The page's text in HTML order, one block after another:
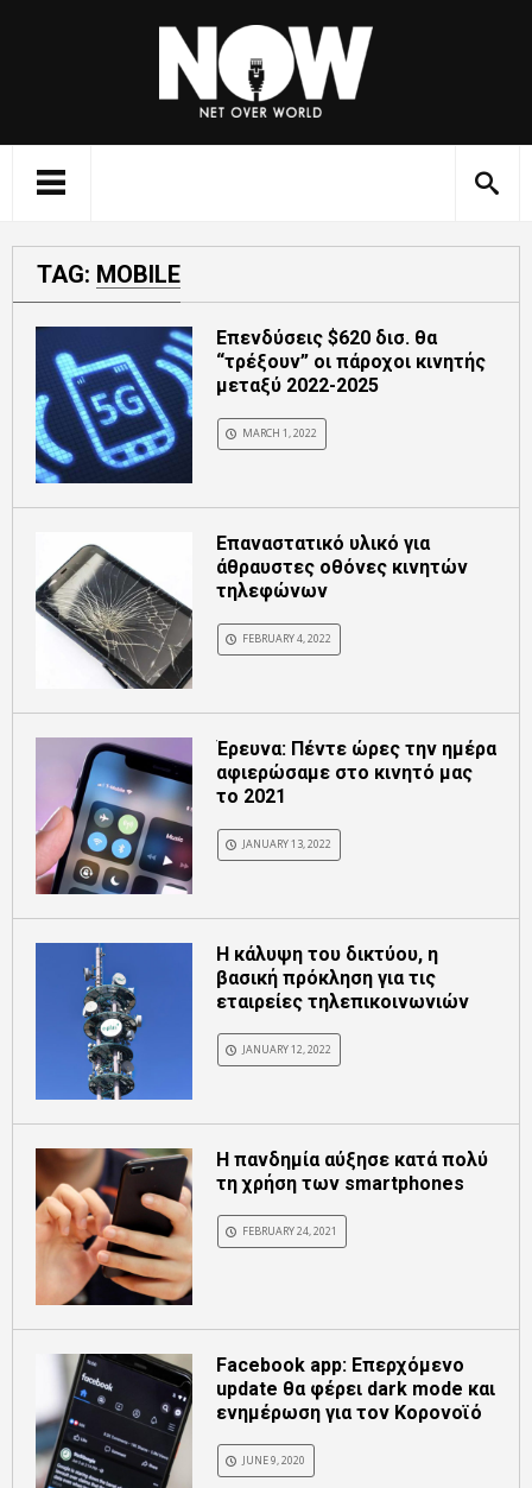
TAG: MOBILE
Επενδύσεις $620 δισ. θα
“τρέξουν” οι πάροχοι κινητής
μεταξύ 2022-2025
MARCH 1, 2022
Επαναστατικό υλικό για
άθραυστες οθόνες κινητών
τηλεφώνων
FEBRUARY 4, 2022
Έρευνα: Πέντε ώρες την ημέρα
αφιερώσαμε στο κινητό μας
το 2021
JANUARY 13, 2022
Η κάλυψη του δικτύου, η
βασική πρόκληση για τις
εταιρείες τηλεπικοινωνιών
JANUARY 12, 2022
H πανδημία αύξησε κατά πολύ
τη χρήση των smartphones
FEBRUARY 24, 2021
Facebook app: Επερχόμενο
update θα φέρει dark mode και
ενημέρωση για τον Κορονοϊό
JUNE 9, 2020